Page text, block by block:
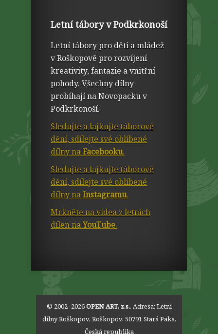
Letní tábory v Podkrkonoší
Letní tábory pro děti a mládež
v Roškopově pro rozvíjení
kreativity, fantazie a vnitřní
pohody. Všechny dílny
probíhají na Novopacku v
Podkrkonoší.
Sledujte a lajkujte táborové
dění, sdílejte své oblíbené
dílny naFacebooku.
Sledujte a lajkujte táborové
dění, sdílejte své oblíbené
dílny naInstagramu.
Mrkněte na videa z letních
dílen naYouTube.
© 2002–2026OPEN ART, z.s.. Adresa: Letní
dílny Roškopov, Roškopov, 50791 Stará Paka,
Česká republika